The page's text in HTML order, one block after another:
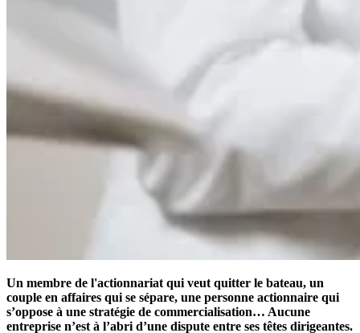
Un membre de l'actionnariat qui veut quitter le bateau, un
couple en affaires qui se sépare, une personne actionnaire qui
s’oppose à une stratégie de commercialisation… Aucune
entreprise n’est à l’abri d’une dispute entre ses têtes dirigeantes.